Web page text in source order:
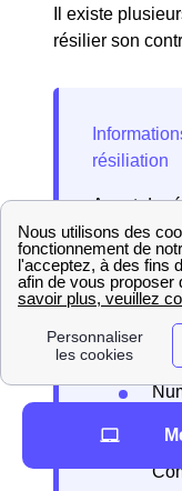
Il existe
résilier son
Avant de
Paris 11
les
du
de